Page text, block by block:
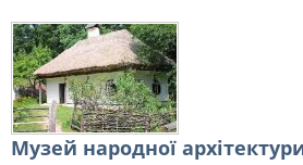
Музей народної